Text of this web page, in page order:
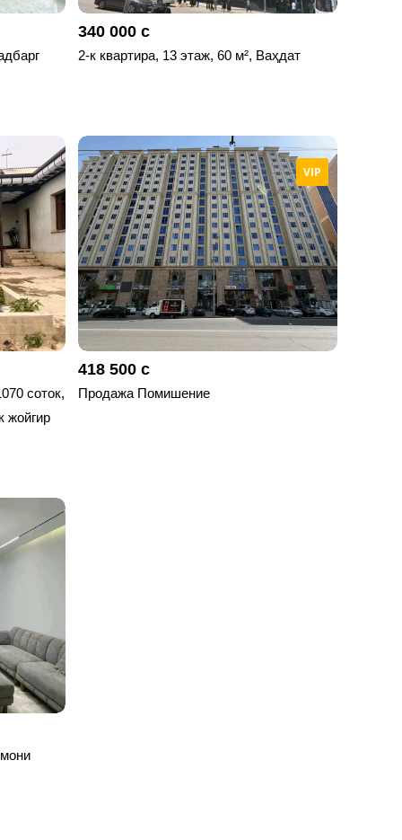
340 000 с
2-к квартира, 13 этаж, 60 м², Ваҳдат
соток,
жойгир
VIP
418 500 с
Продажа Помишение